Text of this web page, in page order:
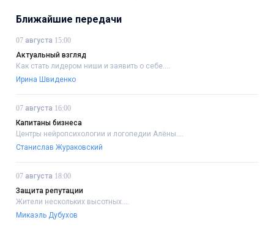
Ближайшие передачи
07 августа 15:00
Актуальный взгляд
Как стать лидером ниши и заявить о себе....
Ирина Швиденко
07 августа 16:00
Капитаны бизнеса
Центры нейропсихологии и логопедии Алёны....
Станислав Жураковский
07 августа 18:00
Защита репутации
Жители нескольких высотных....
Микаэль Дубухов